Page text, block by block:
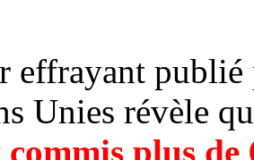
effrayant
Unies révèle
plus